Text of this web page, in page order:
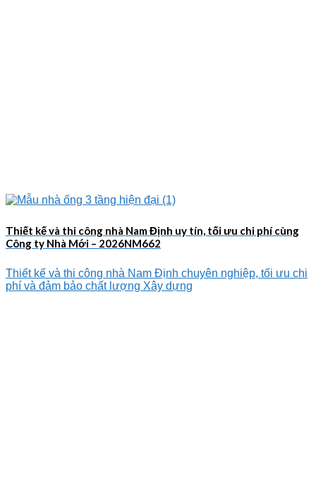
Thiết kế và thi công nhà Nam Định uy tín, tối ưu chi phí cùng
Công ty Nhà Mới – 2026NM662
Thiết kế và thi công nhà Nam Định chuyên nghiệp, tối ưu chi
phí và đảm bảo chất lượng Xây dựng